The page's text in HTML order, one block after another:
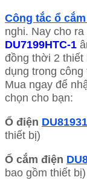
Công tắc ổ
nghi. Nay cho
DU7199HTC-1
đồng thời 2
dụng trong
Mua ngay để
chọn cho bạn:
Ổ điện
thiết bị)
Ổ cắm điện
bao gồm thiết bị)